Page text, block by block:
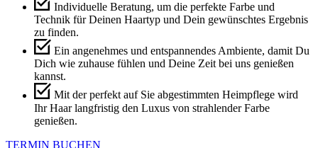
Individuelle Beratung, um die perfekte Farbe und
Technik für Deinen Haartyp und Dein gewünschtes Ergebnis
zu finden.
Ein angenehmes und entspannendes Ambiente, damit Du
Dich wie zuhause fühlen und Deine Zeit bei uns genießen
kannst.
Mit der perfekt auf Sie abgestimmten Heimpflege wird
Ihr Haar langfristig den Luxus von strahlender Farbe
genießen.
TERMIN BUCHEN